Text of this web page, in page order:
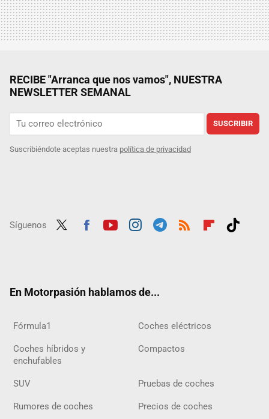
RECIBE "Arranca que nos vamos", NUESTRA
NEWSLETTER SEMANAL
SUSCRIBIR
Suscribiéndote aceptas nuestra política de privacidad
Síguenos
En Motorpasión hablamos de...
Fórmula1 Coches eléctricos
Coches híbridos y
enchufables
Compactos
SUV Pruebas de coches
Rumores de coches Precios de coches